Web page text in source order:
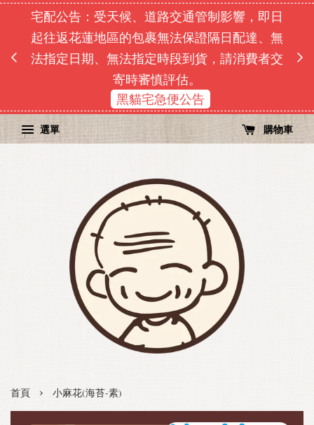
序
宅配公告：受天候、道路交通管制影響，即日
起往返花蓮地區的包裹無法保證隔日配達、無
法指定日期、無法指定時段到貨，請消費者交
寄時審慎評估。
黑貓宅急便公告
選單 購物車
首頁 › 小麻花(海苔-素)